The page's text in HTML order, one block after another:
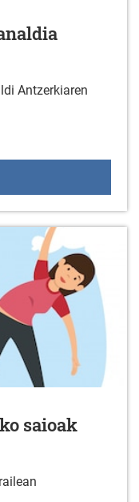
Antzerkiaren
saioak